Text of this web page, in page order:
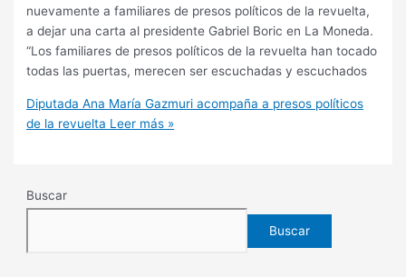
nuevamente a familiares de presos políticos de la revuelta,
a dejar una carta al presidente Gabriel Boric en La Moneda.
“Los familiares de presos políticos de la revuelta han tocado
todas las puertas, merecen ser escuchadas y escuchados
Diputada Ana María Gazmuri acompaña a presos políticos
de la revuelta Leer más »
Buscar
Buscar